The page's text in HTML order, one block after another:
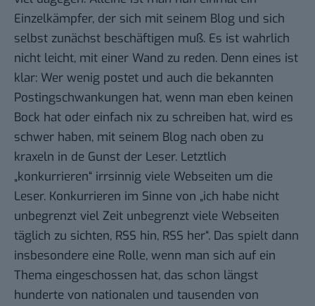
Einzelkämpfer, der sich mit seinem Blog und sich
selbst zunächst beschäftigen muß. Es ist wahrlich
nicht leicht, mit einer Wand zu reden. Denn eines ist
klar: Wer wenig postet und auch die bekannten
Postingschwankungen hat, wenn man eben keinen
Bock hat oder einfach nix zu schreiben hat, wird es
schwer haben, mit seinem Blog nach oben zu
kraxeln in de Gunst der Leser. Letztlich
„konkurrieren“ irrsinnig viele Webseiten um die
Leser. Konkurrieren im Sinne von „ich habe nicht
unbegrenzt viel Zeit unbegrenzt viele Webseiten
täglich zu sichten, RSS hin, RSS her“. Das spielt dann
insbesondere eine Rolle, wenn man sich auf ein
Thema eingeschossen hat, das schon längst
hunderte von nationalen und tausenden von